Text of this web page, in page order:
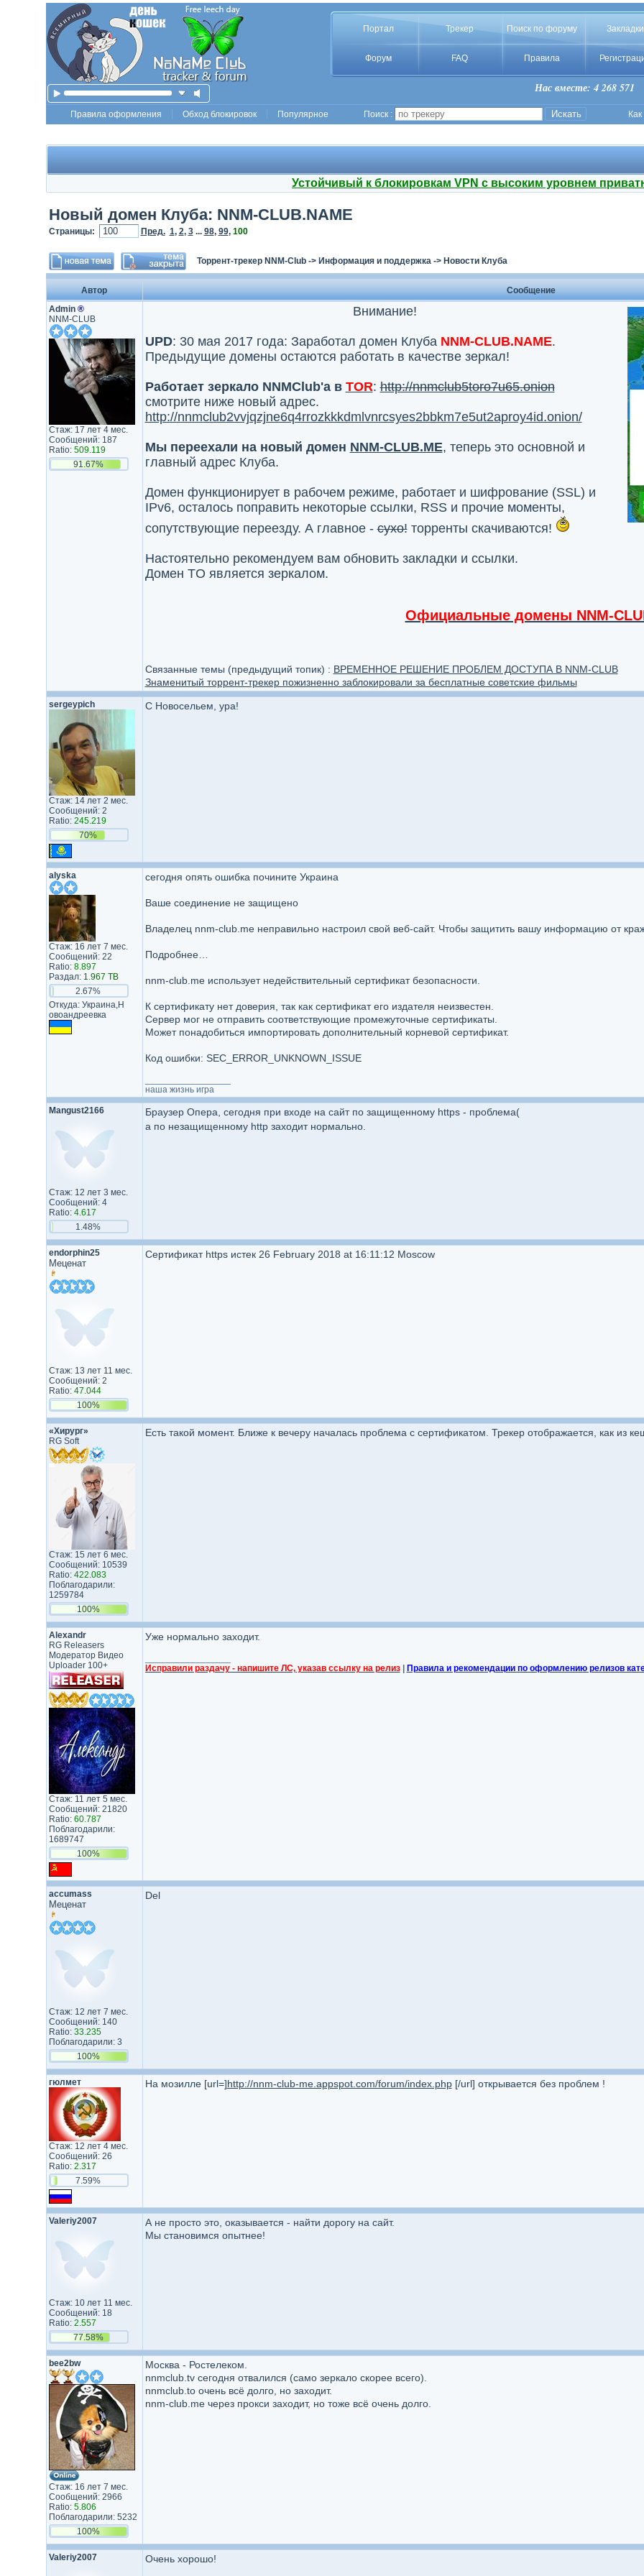
Портал Трекер Поиск по форуму Закладки
Форум FAQ Правила
Нас вместе: 4 268 571
Правила оформления Обход блокировок Популярное Поиск :
Устойчивый к блокировкам VPN с высоким уровнем
Новый домен Клуба: NNM-CLUB.NAME
Страницы: Пред. 1, 2, 3... 98, 99, 100
Торрент-трекер NNM-Club-> Информация и поддержка-> Новости Клуба
Автор
Сообщение
Admin ®
NNM-CLUB
Стаж: 17 лет 4 мес.
Сообщений: 187
Ratio: 509.119
91.67%
Внимание!
UPD: 30 мая 2017 года: Заработал домен Клуба NNM-CLUB.NAME.
Предыдущие домены остаются работать в качестве зеркал!
Работает зеркало NNMClub'a в TOR:http://nnmclub5toro7u65.onion
смотрите ниже новый адрес.
http://nnmclub2vvjqzjne6q4rrozkkkdmlvnrcsyes2bbkm7e5ut2aproy4id.onion/
Мы переехали на новый домен NNM-CLUB.ME, теперь это основной и
главный адрес Клуба.
Домен функционирует в рабочем режиме, работает и шифрование (SSL) и
IPv6, осталось поправить некоторые ссылки, RSS и прочие моменты,
сопутствующие переезду. А главное -сухо!торренты скачиваются!
Настоятельно рекомендуем вам обновить закладки и ссылки.
Домен TO является зеркалом.
Официальные домены NNM-
Связанные темы (предыдущий топик) : ВРЕМЕННОЕ РЕШЕНИЕ ПРОБЛЕМ ДОСТУПА В NNM-CLUB
Знаменитый торрент-трекер пожизненно заблокировали за бесплатные советские фильмы
sergeypich
Стаж: 14 лет 2 мес.
Сообщений: 2
Ratio: 245.219
70%
С Новосельем, ура!
alyska
Стаж: 16 лет 7 мес.
Сообщений: 22
Ratio: 8.897
Раздал: 1.967 TB
2.67%
Откуда: Украина,Н​
овоандрее​вка​
сегодня опять ошибка почините Украина
Ваше соединение не защищено
Владелец nnm-club.me неправильно настроил свой веб-сайт. Чтобы защитить вашу информацию от
Подробнее…
nnm-club.me использует недействительный сертификат безопасности.
К сертификату нет доверия, так как сертификат его издателя неизвестен.
Сервер мог не отправить соответствующие промежуточные сертификаты.
Может понадобиться импортировать дополнительный корневой сертификат.
Код ошибки: SEC_ERROR_UNKNOWN_ISSUE
наша жизнь игра
Mangust2166
Стаж: 12 лет 3 мес.
Сообщений: 4
Ratio: 4.617
1.48%
Браузер Опера, сегодня при входе на сайт по защищенному https - проблема(
а по незащищенному http заходит нормально.
endorphin25
Меценат
Стаж: 13 лет 11 мес.
Сообщений: 2
Ratio: 47.044
100%
Сертификат https истек 26 February 2018 at 16:11:12 Moscow
«Хирург»
RG Soft
Стаж: 15 лет 6 мес.
Сообщений: 10539
Ratio: 422.083
Поблагодарили:
1259784
100%
Есть такой момент. Ближе к вечеру началась проблема с сертификатом. Трекер отображается, как из
Аlехаndr
RG Releasers
Модератор Видео
Uploader 100+
Стаж: 11 лет 5 мес.
Сообщений: 21820
Ratio: 60.787
Поблагодарили:
1689747
100%
Уже нормально заходит.
Исправили раздачу - напишите ЛС, указав ссылку на релиз
Правила и рекомендации по оформлению релизов
accumass
Меценат
Стаж: 12 лет 7 мес.
Сообщений: 140
Ratio: 33.235
Поблагодарили: 3
100%
Del
гюлмет
Стаж: 12 лет 4 мес.
Сообщений: 26
Ratio: 2.317
7.59%
На мозилле [url=]http://nnm-club-me.appspot.com/forum/index.php[/url] открывается без проблем !
Valeriy2007
Стаж: 10 лет 11 мес.
Сообщений: 18
Ratio: 2.557
77.58%
А не просто это, оказывается - найти дорогу на сайт.
Мы становимся опытнее!
bee2bw
Стаж: 16 лет 7 мес.
Сообщений: 2966
Ratio: 5.806
Поблагодарили: 5232
100%
Москва - Ростелеком.
nnmclub.tv сегодня отвалился (само зеркало скорее всего).
nnmclub.to очень всё долго, но заходит.
nnm-club.me через прокси заходит, но тоже всё очень долго.
Valeriy2007 Очень хорошо!